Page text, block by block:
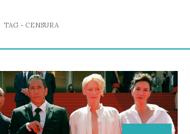
TAG - CENSURA